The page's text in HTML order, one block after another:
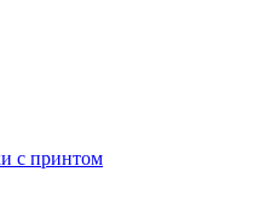
с принтом